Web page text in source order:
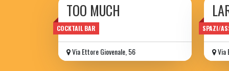
COCKTAIL BAR
TOO MUCH
wine bar
Via Ettore Giovenale, 56
SPAZI/
Via